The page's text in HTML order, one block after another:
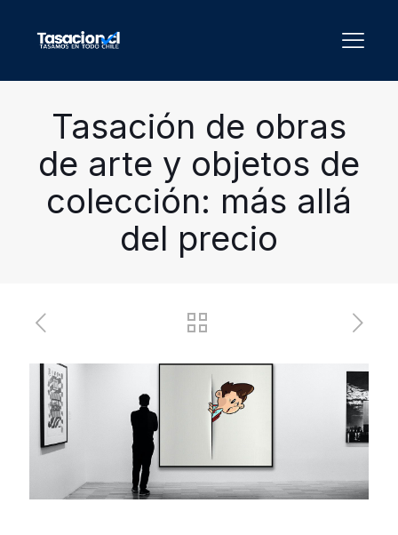
Tasación de obras
de arte y objetos de
colección: más allá
del precio